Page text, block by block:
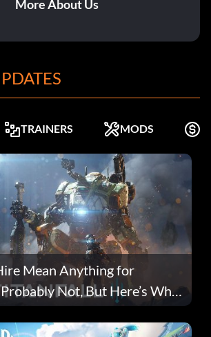
More About Us
TRAINERS MODS
Mean Anything for
Not, But Here’s Why